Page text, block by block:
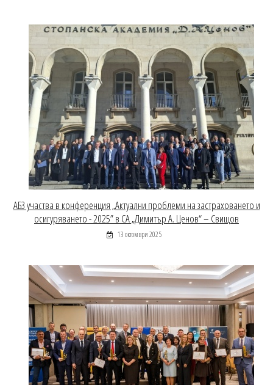
АБЗ участва в конференция „Актуални проблеми на застраховането и
осигуряването - 2025” в СА „Димитър А. Ценов“ – Свищов
13 октомври 2025